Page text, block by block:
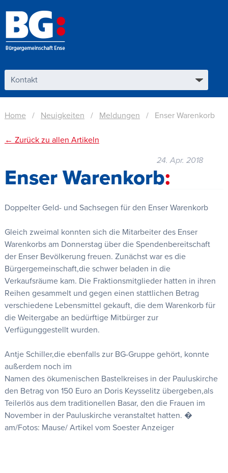
Home Neuigkeiten Meldungen Enser Warenkorb
← Zurück zu allen Artikeln
24. Apr. 2018
Enser Warenkorb
Doppelter Geld- und Sachsegen für den Enser Warenkorb
Gleich zweimal konnten sich die Mitarbeiter des Enser
Warenkorbs am Donnerstag über die Spendenbereitschaft
der Enser Bevölkerung freuen. Zunächst war es die
Bürgergemeinschaft,die schwer beladen in die
Verkaufsräume kam. Die Fraktionsmitglieder hatten in ihren
Reihen gesammelt und gegen einen stattlichen Betrag
verschiedene Lebensmittel gekauft, die dem Warenkorb für
die Weitergabe an bedürftige Mitbürger zur
Verfügunggestellt wurden.
Antje Schiller,die ebenfalls zur BG-Gruppe gehört, konnte
außerdem noch im
Namen des ökumenischen Bastelkreises in der Pauluskirche
den Betrag von 150 Euro an Doris Keysselitz übergeben,als
Teilerlös aus dem traditionellen Basar, den die Frauen im
November in der Pauluskirche veranstaltet hatten. �
am/Fotos: Mause/ Artikel vom Soester Anzeiger